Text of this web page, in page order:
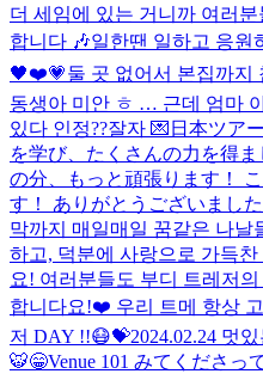
더 세임에 있는 거니까 여러
합니다 🎶일한땐 일하고 응
🖤❤️💗둘 곳 없어서 본집까지
동생아 미안 ㅎ … 근데 엄마
있다 인정??잘자 💌 日本ツア
を学び、たくさんの力を得
の分、もっと頑張ります！
す！ ありがとうございました
막까지 매일매일 꿈같은 나
하고, 덕분에 사랑으로 가득
요! 여러분들도 부디 트레저
합니다요!❤️ 우리 트메 항상
저 DAY !!😷💝2024.02.24 멋
🐯😁Venue 101 みてくださ